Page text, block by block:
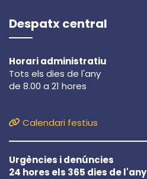
Despatx central
Horari administratiu
Tots els dies de l'any
de 8.00 a 21 hores
Calendari festius
Urgències i denúncies
24 hores els 365 dies de l'any